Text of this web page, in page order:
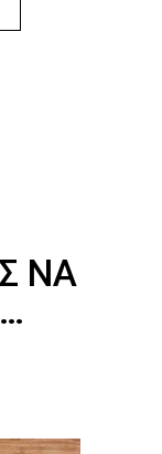
ΝΑ